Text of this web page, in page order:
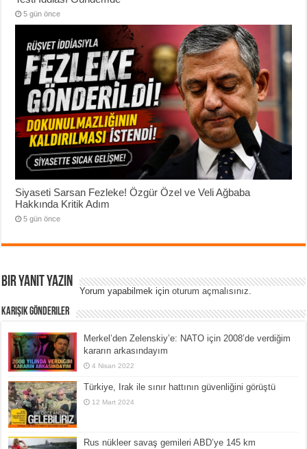
5 gün önce
Siyaseti Sarsan Fezleke! Özgür Özel ve Veli Ağbaba
Hakkında Kritik Adım
5 gün önce
Bir yanıt yazın
Yorum yapabilmek içinoturum açmalısınız
Karışık Gönderiler
Merkel’den Zelenskiy’e: NATO için 2008’de verdiğim
kararın arkasındayım
4 Nisan 2022
Türkiye, Irak ile sınır hattının güvenliğini görüştü
12 Mart 2024
Rus nükleer savaş gemileri ABD’ye 145 km